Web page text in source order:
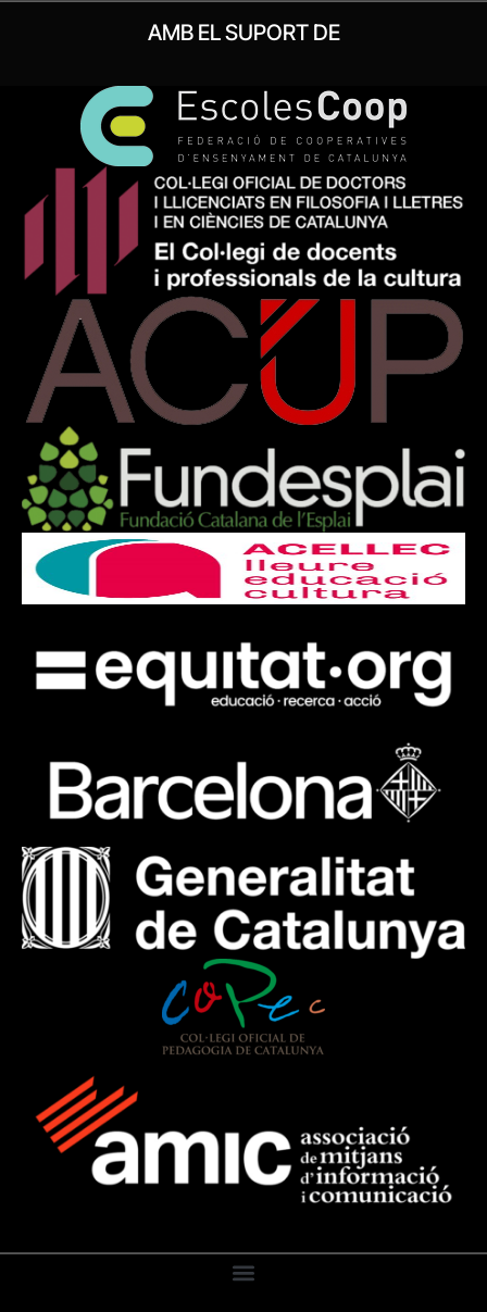
AMB EL SUPORT DE